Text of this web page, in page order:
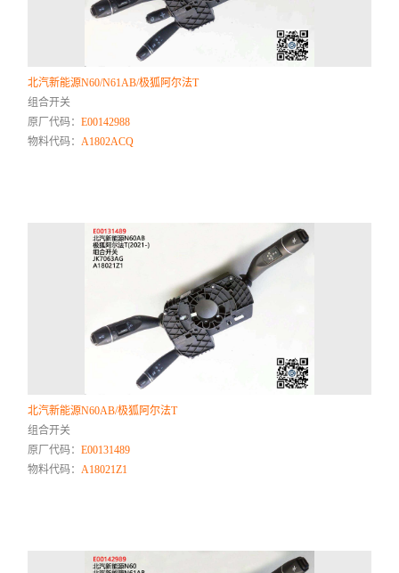
北汽新能源N60/N61AB/极狐阿尔法T
组合开关
原厂代码：E00142988
物料代码：A1802ACQ
北汽新能源N60AB/极狐阿尔法T
组合开关
原厂代码：E00131489
物料代码：A18021Z1